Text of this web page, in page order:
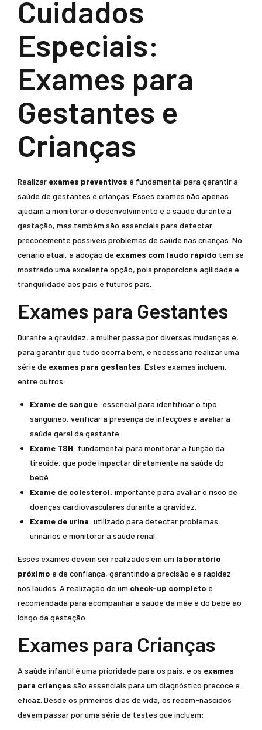
Cuidados
Especiais:
Exames para
Gestantes e
Crianças
Realizar exames preventivos é fundamental para garantir a
saúde de gestantes e crianças. Esses exames não apenas
ajudam a monitorar o desenvolvimento e a saúde durante a
gestação, mas também são essenciais para detectar
precocemente possíveis problemas de saúde nas crianças. No
cenário atual, a adoção de exames com laudo rápido tem se
mostrado uma excelente opção, pois proporciona agilidade e
tranquilidade aos pais e futuros pais.
Exames para Gestantes
Durante a gravidez, a mulher passa por diversas mudanças e,
para garantir que tudo ocorra bem, é necessário realizar uma
série de exames para gestantes . Estes exames incluem,
entre outros:
Exame de sangue: essencial para identificar o tipo
sanguíneo, verificar a presença de infecções e avaliar a
saúde geral da gestante.
Exame TSH: fundamental para monitorar a função da
tireoide, que pode impactar diretamente na saúde do
bebê.
Exame de colesterol: importante para avaliar o risco de
doenças cardiovasculares durante a gravidez.
Exame de urina: utilizado para detectar problemas
urinários e monitorar a saúde renal.
Esses exames devem ser realizados em um laboratório
próximo e de confiança, garantindo a precisão e a rapidez
nos laudos. A realização de um check-up completo é
recomendada para acompanhar a saúde da mãe e do bebê ao
longo da gestação.
Exames para Crianças
A saúde infantil é uma prioridade para os pais, e os exames
para crianças são essenciais para um diagnóstico precoce e
eficaz. Desde os primeiros dias de vida, os recém-nascidos
devem passar por uma série de testes que incluem: